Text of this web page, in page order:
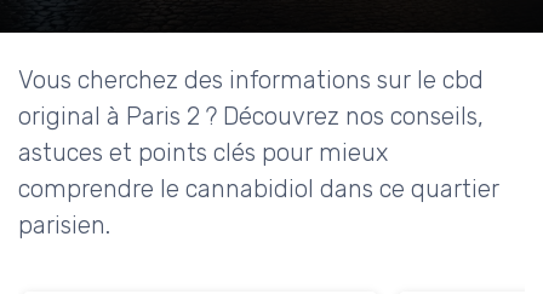
Vous cherchez des informations sur le cbd
original à Paris 2 ? Découvrez nos conseils,
astuces et points clés pour mieux
comprendre le cannabidiol dans ce quartier
parisien.